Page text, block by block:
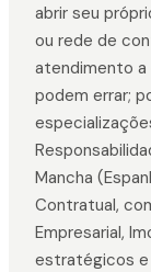
abrir seu
ou rede de
atendimento a
podem errar;
Mancha
Contratual,
Empresarial,
estratégicos e